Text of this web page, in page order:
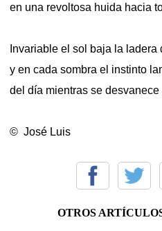
en una revoltosa huida hacia
Invariable el sol baja la ladera
y en cada sombra el instinto
del día mientras se
© José Luis
OTROS